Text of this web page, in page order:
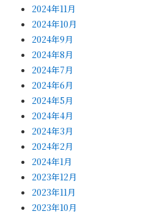
2024年11月
2024年10月
2024年9月
2024年8月
2024年7月
2024年6月
2024年5月
2024年4月
2024年3月
2024年2月
2024年1月
2023年12月
2023年11月
2023年10月